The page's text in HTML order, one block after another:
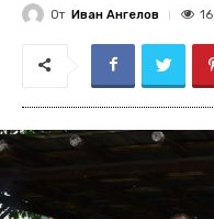
От Иван Ангелов 16